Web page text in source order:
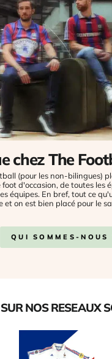
chez The
(pour les non-bilingues)
d'occasion, de toutes les
équipes. En bref, tout ce
et on est bien placé pour le
QUI SOMMES-NOUS
NOS RESEAUX